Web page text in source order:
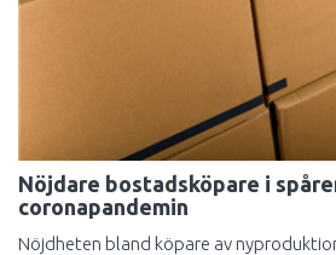
Nöjdare bostadsköpare i
coronapandemin
Nöjdheten bland köpare av